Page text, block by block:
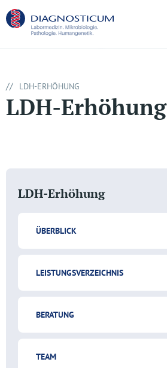
LDH-Erhöhung
ÜBERBLICK
LEISTUNGSVERZEICHNIS
BERATUNG
TEAM
// LDH-ERHÖHUNG
LDH-Erhöhung